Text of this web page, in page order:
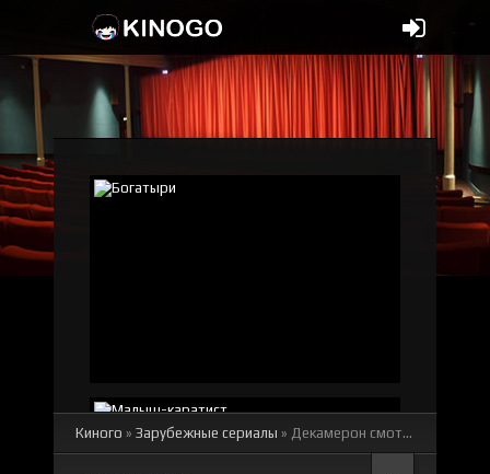
Киного » Зарубежные сериалы » Декамерон смотреть онлайн бесплатно